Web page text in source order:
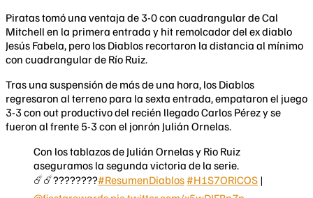
Piratas tomó una ventaja de 3-0 con cuadrangular de Cal
Mitchell en la primera entrada y hit remolcador del ex diablo
Jesús Fabela, pero los Diablos recortaron la distancia al mínimo
con cuadrangular de Río Ruiz.
Tras una suspensión de más de una hora, los Diablos
regresaron al terreno para la sexta entrada, empataron el juego
3-3 con out productivo del recién llegado Carlos Pérez y se
fueron al frente 5-3 con el jonrón Julián Ornelas.
Con los tablazos de Julián Ornelas y Rio Ruiz
aseguramos la segunda victoria de la serie.
☄️☄️????????#ResumenDiablos #H1S7ORICOS |